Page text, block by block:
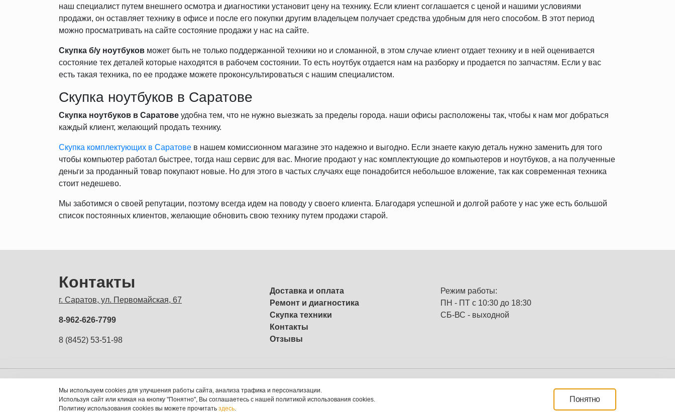
наш специалист путем внешнего осмотра и диагностики установит цену на технику. Если клиент соглашается с ценой и нашими условиями
продажи, он оставляет технику в офисе и после его покупки другим владельцем получает средства удобным для него способом. В этот период
можно просматривать на сайте состояние продажи у нас на сайте.
Скупка б/у ноутбуков может быть не только поддержанной техники но и сломанной, в этом случае клиент отдает технику и в ней оценивается
состояние тех деталей которые находятся в рабочем состоянии. То есть ноутбук отдается нам на разборку и продается по запчастям. Если у вас
есть такая техника, по ее продаже можете проконсультироваться с нашим специалистом.
Скупка ноутбуков в Саратове
Скупка ноутбуков в Саратове удобна тем, что не нужно выезжать за пределы города. наши офисы расположены так, чтобы к нам мог добраться
каждый клиент, желающий продать технику.
Скупка комплектующих в Саратове в нашем комиссионном магазине это надежно и выгодно. Если знаете какую деталь нужно заменить для того
чтобы компьютер работал быстрее, тогда наш сервис для вас. Многие продают у нас комплектующие до компьютеров и ноутбуков, а на полученные
деньги за проданный товар покупают новые. Но для этого в частых случаях еще понадобится небольшое вложение, так как современная техника
стоит недешево.
Мы заботимся о своей репутации, поэтому всегда идем на поводу у своего клиента. Благодаря успешной и долгой работе у нас уже есть большой
список постоянных клиентов, желающие обновить свою технику путем продажи старой.
Контакты
г. Саратов, ул. Первомайская, 67
8-962-626-7799
8 (8452) 53-51-98
Доставка и оплата
Ремонт и диагностика
Скупка техники
Контакты
Отзывы
Режим работы:
ПН - ПТ с 10:30 до 18:30
СБ-ВС - выходной
© 2013 - 2026ЭВМка - компьютерный комиссионный магазин Создание сайтов Mikhail Degtyarev
Мы используем cookies для улучшения работы сайта, анализа трафика и персонализации.
Используя сайт или кликая на кнопку "Понятно", Вы соглашаетесь с нашей политикой использования cookies.
Политику использования cookies вы можете прочитать здесь.
Понятно